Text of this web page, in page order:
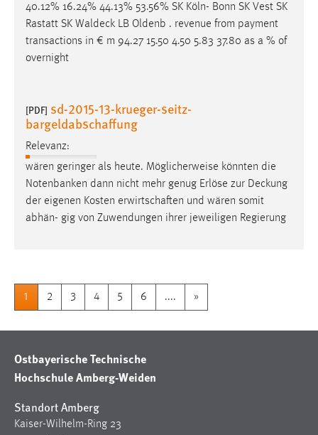
40.12% 16.24% 44.13% 53.56% SK Köln- Bonn SK Vest SK
Rastatt SK Waldeck LB Oldenb . revenue from payment
transactions in € m 94.27 15.50 4.50 5.83 37.80 as a % of
overnight
[PDF] sd-2015-13-krueger-seitz-
bargeldabschaffung
Relevanz:
wären geringer als heute. Möglicherweise könnten die
Notenbanken dann nicht mehr genug Erlöse zur Deckung
der eigenen Kosten erwirtschaften und wären somit
abhän- gig von Zuwendungen ihrer jeweiligen Regierung
1 2 3 4 5 6 .... »
Ostbayerische Technische
Hochschule Amberg-Weiden
Standort Amberg
Kaiser-Wilhelm-Ring 23